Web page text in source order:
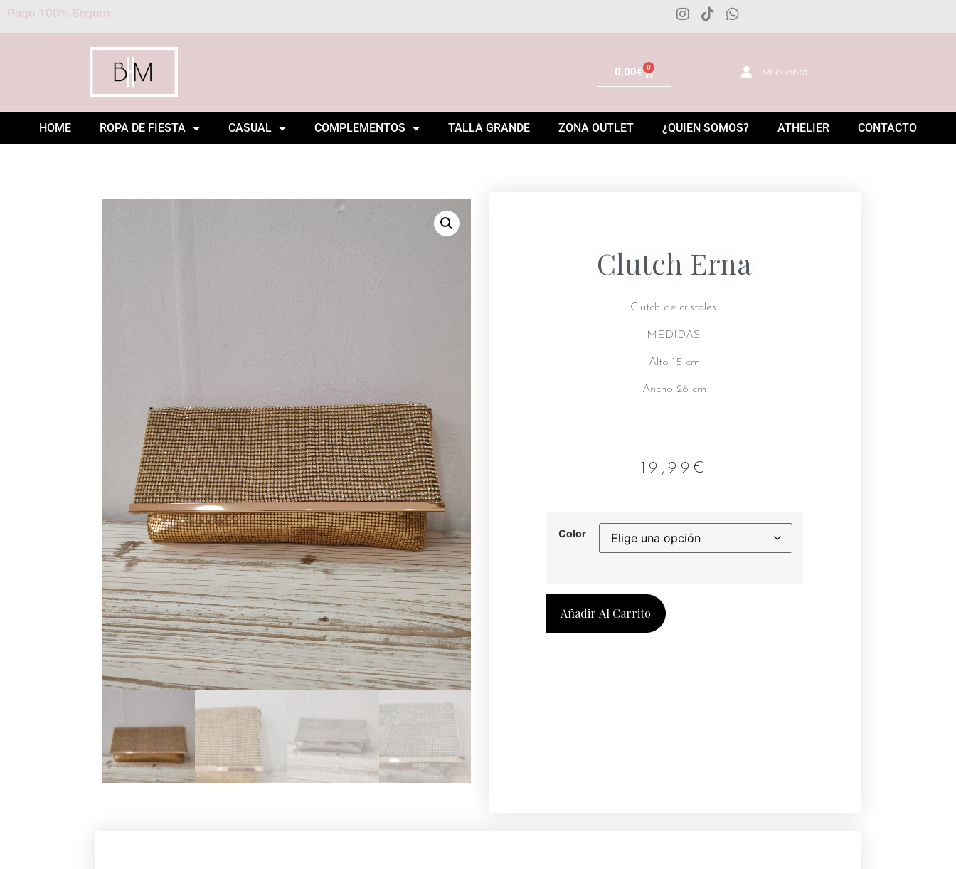
Pago 100% Seguro
0,00€ 0 Mi cuenta
HOME ROPA DE FIESTA CASUAL COMPLEMENTOS TALLA GRANDE ZONA OUTLET ¿QUIEN SOMOS? ATHELIER CONTACTO
Clutch Erna
Clutch de cristales.
MEDIDAS:
Alto 15 cm
Ancho 26 cm
19,99 €
Color
Añadir Al Carrito